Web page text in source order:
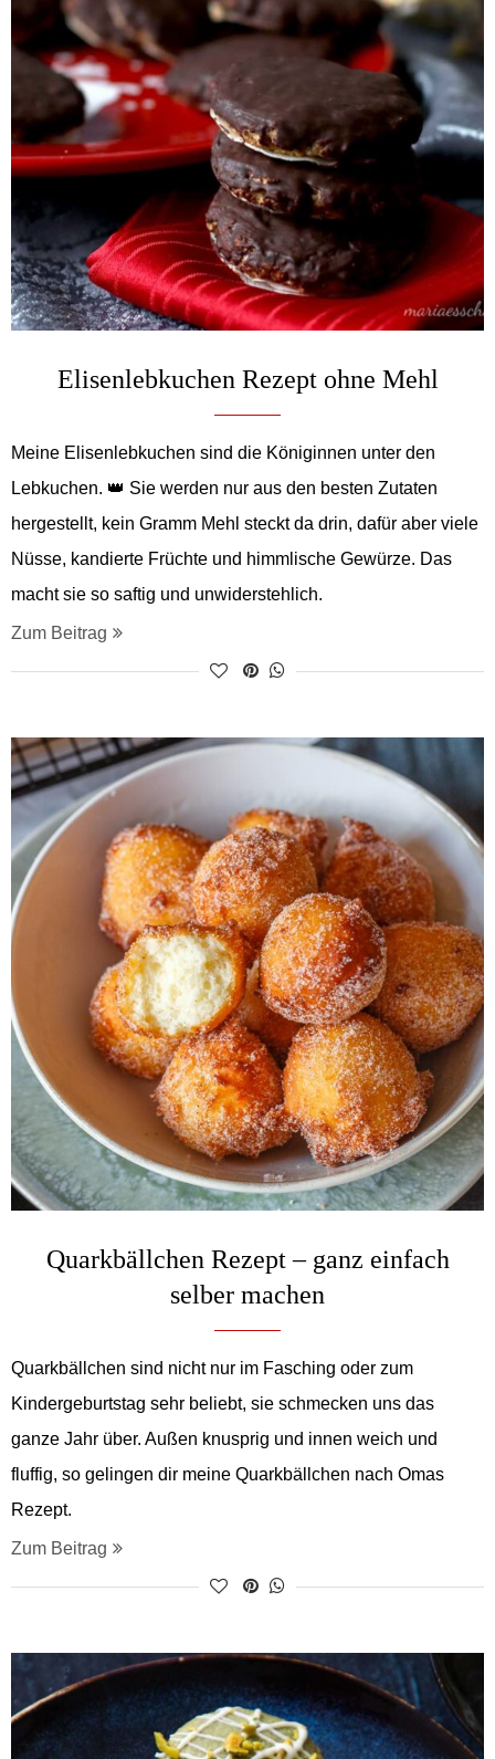
Elisenlebkuchen Rezept ohne Mehl
Meine Elisenlebkuchen sind die Königinnen unter den
Lebkuchen. 👑 Sie werden nur aus den besten Zutaten
hergestellt, kein Gramm Mehl steckt da drin, dafür aber viele
Nüsse, kandierte Früchte und himmlische Gewürze. Das
macht sie so saftig und unwiderstehlich.
Zum Beitrag
Quarkbällchen Rezept – ganz einfach
selber machen
Quarkbällchen sind nicht nur im Fasching oder zum
Kindergeburtstag sehr beliebt, sie schmecken uns das
ganze Jahr über. Außen knusprig und innen weich und
fluffig, so gelingen dir meine Quarkbällchen nach Omas
Rezept.
Zum Beitrag